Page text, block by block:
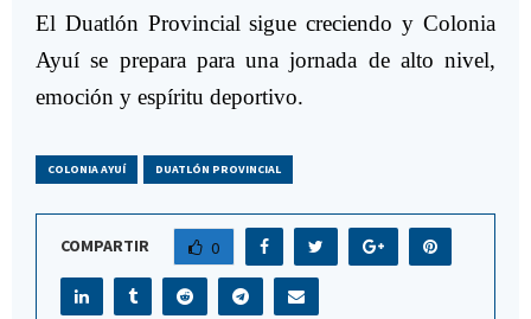
El Duatlón Provincial sigue creciendo y Colonia
Ayuí se prepara para una jornada de alto nivel,
emoción y espíritu deportivo.
COLONIA AYUÍ DUATLÓN PROVINCIAL
COMPARTIR 0